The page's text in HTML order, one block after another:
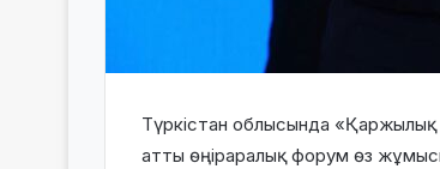
Түркістан облысында «Қаржылық
атты өңіраралық форум өз